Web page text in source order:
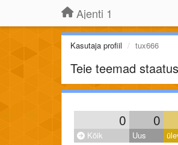
Ajenti 1
Kasutaja profiil tux666
Teie teemad
0 0
Kõik Uus